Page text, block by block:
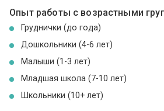
Опыт работы с возрастными
Груднички (до года)
Дошкольники (4-6 лет)
Малыши (1-3 лет)
Младшая школа (7-10 лет)
Школьники (10+ лет)